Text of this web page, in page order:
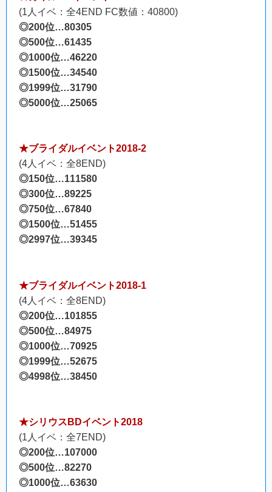
(1人イベ：全4END FC数値：40800)
◎200位…80305
◎500位…61435
◎1000位…46220
◎1500位…34540
◎1999位…31790
◎5000位…25065
★ブライダルイベント2018-2
(4人イベ：全8END)
◎150位…111580
◎300位…89225
◎750位…67840
◎1500位…51455
◎2997位…39345
★ブライダルイベント2018-1
(4人イベ：全8END)
◎200位…101855
◎500位…84975
◎1000位…70925
◎1999位…52675
◎4998位…38450
★シリウスBDイベント2018
(1人イベ：全7END)
◎200位…107000
◎500位…82270
◎1000位…63630